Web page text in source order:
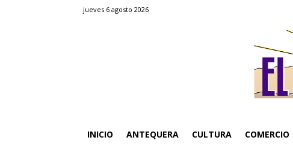
jueves 6 agosto 2026
INICIO ANTEQUERA CULTURA COMERCIO